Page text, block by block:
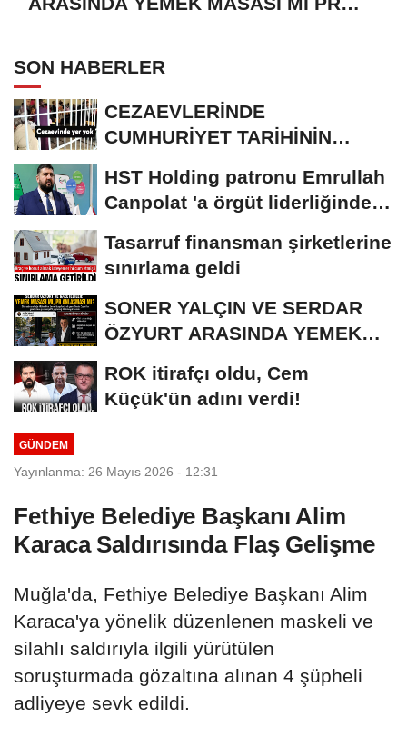
SON HABERLER
CEZAEVLERİNDE
CUMHURİYET TARİHİNİN
KİŞİ...
HST Holding patronu Emrullah
Canpolat 'a örgüt liderliğinden
Tasarruf finansman şirketlerine
sınırlama geldi
SONER YALÇIN VE SERDAR
ÖZYURT ARASINDA YEMEK
ROK itirafçı oldu, Cem
Küçük'ün adını verdi!
GÜNDEM
Yayınlanma: 26 Mayıs 2026 - 12:31
Fethiye Belediye Başkanı Alim
Karaca Saldırısında Flaş Gelişme
Muğla'da, Fethiye Belediye Başkanı Alim
Karaca'ya yönelik düzenlenen maskeli ve
silahlı saldırıyla ilgili yürütülen
soruşturmada gözaltına alınan 4 şüpheli
adliyeye sevk edildi.